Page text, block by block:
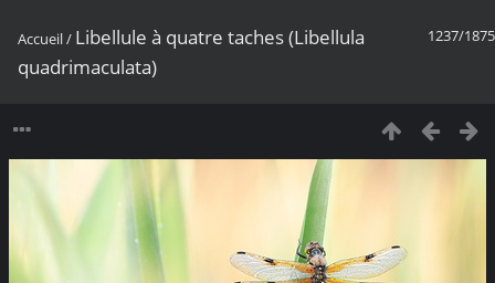
1237/1875
Accueil/ Libellule à quatre taches (Libellula
quadrimaculata)